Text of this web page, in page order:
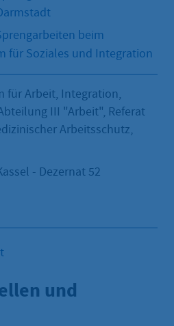
beim
für Soziales und Integration
für Arbeit, Integration,
III "Arbeit", Referat
Arbeitsschutz,
- Dezernat 52
und